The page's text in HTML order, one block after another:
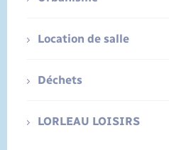
Location de salle
Déchets
LORLEAU LOISIRS